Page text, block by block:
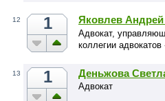
12 1 Яковлев
Адвокат,
коллегии
13 1 Деньжова
Адвокат